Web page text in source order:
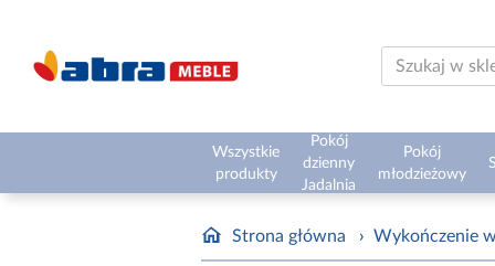
Wszystkie
produkty
Pokój
dzienny
Jadalnia
Pokój
młodzieżowy
Strona główna › Wykończenie